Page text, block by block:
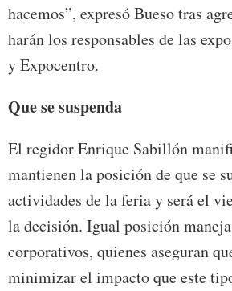
hacemos”, expresó Bueso tras
harán los responsables de las
y Expocentro.
Que se suspenda
El regidor Enrique Sabillón
mantienen la posición de que se
actividades de la feria y será el
la decisión. Igual posición
corporativos, quienes aseguran
minimizar el impacto que este